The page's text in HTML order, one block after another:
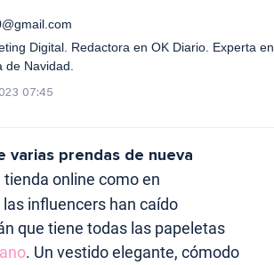
Digital. Redactora en OK Diario. Experta en
Navidad.
07:45
varias prendas de nueva
tienda online como en
influencers han caído
que tiene todas las papeletas
. Un vestido elegante, cómodo